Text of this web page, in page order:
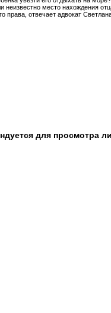
неизвестно место нахождения
права, отвечает адвокат
для просмотра